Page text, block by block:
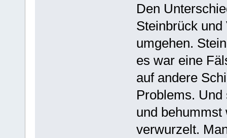
Den
Steinbrück
umgehen.
es war eine
auf andere
Problems.
und behummst
verwurzelt.